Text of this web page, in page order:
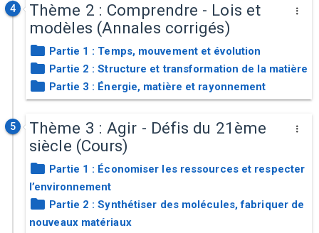
4
Thème 2 : Comprendre - Lois et
modèles (Annales corrigés)
Partie 1 : Temps, mouvement et évolution
Partie 2 : Structure et transformation de la matière
Partie 3 : Énergie, matière et rayonnement
5
Thème 3 : Agir - Défis du 21ème
siècle (Cours)
Partie 1 : Économiser les ressources et respecter
l’environnement
Partie 2 : Synthétiser des molécules, fabriquer de
nouveaux matériaux